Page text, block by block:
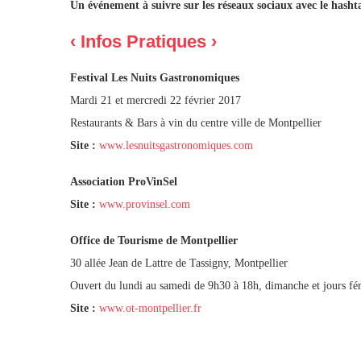
Un événement à suivre sur les réseaux sociaux avec le
‹ Infos Pratiques ›
Festival Les Nuits Gastronomiques
Mardi 21 et mercredi 22 février 2017
Restaurants & Bars à vin du centre ville de Montpellier
Site : www.lesnuitsgastronomiques.com
Association ProVinSel
Site : www.provinsel.com
Office de Tourisme de Montpellier
30 allée Jean de Lattre de Tassigny, Montpellier
Ouvert du lundi au samedi de 9h30 à 18h, dimanche et jours
Site : www.ot-montpellier.fr